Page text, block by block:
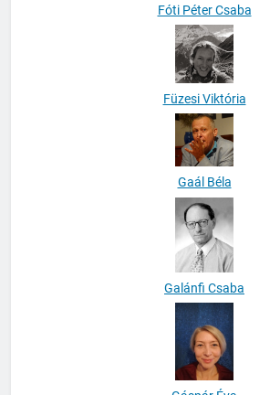
Fóti Péter Csaba
Füzesi Viktória
Gaál Béla
Galánfi Csaba